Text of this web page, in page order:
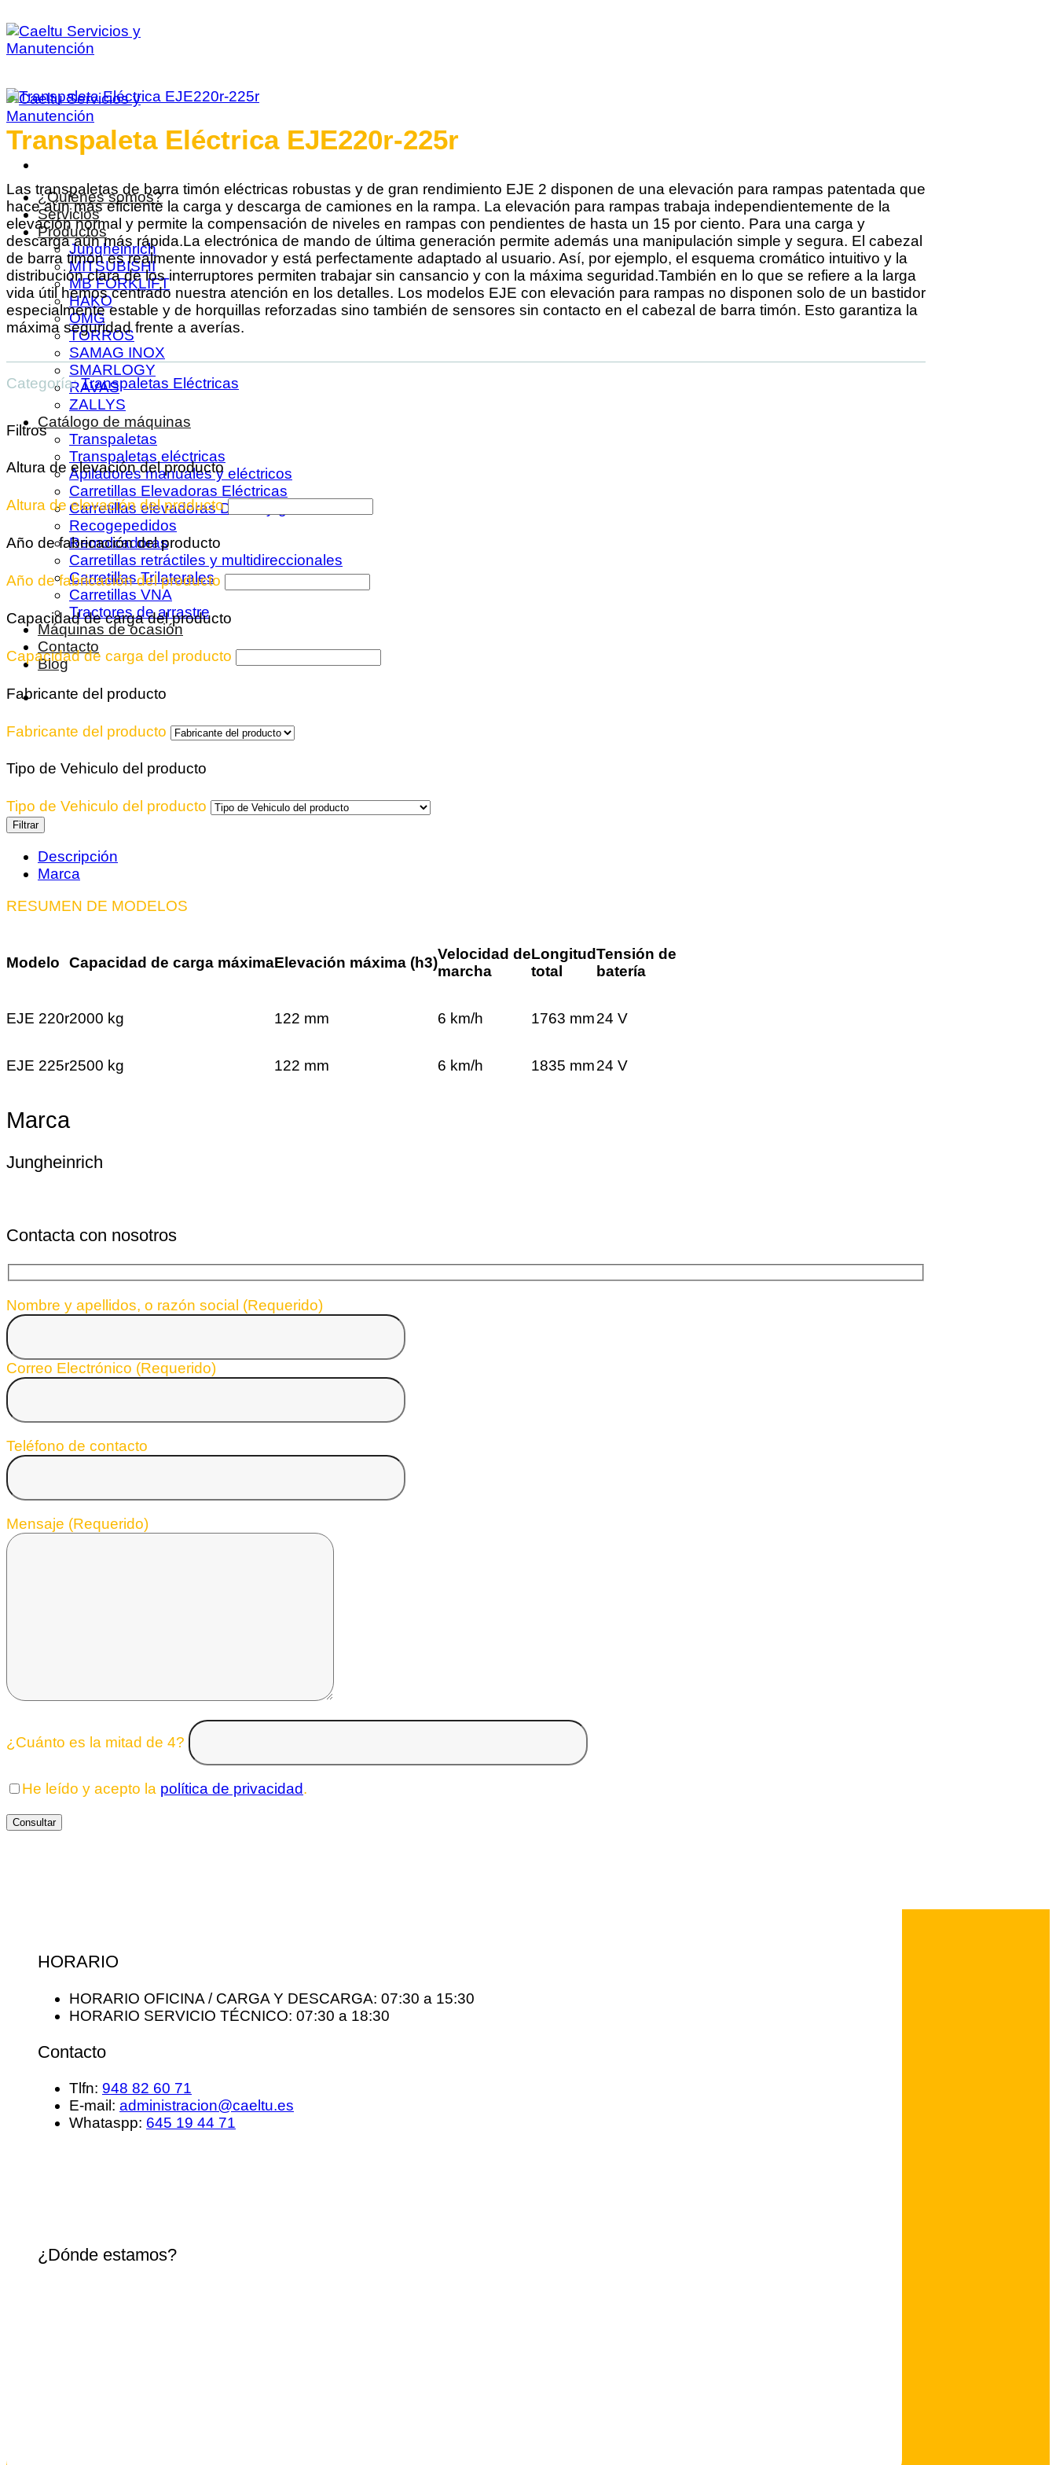
al
contenido
¿Quiénes somos?
Servicios
Productos
Jungheinrich
MITSUBISHI
MB FORKLIFT
HAKO
OMG
TORROS
SAMAG INOX
SMARLOGY
RAVAS
ZALLYS
Catálogo de máquinas
Transpaletas
Transpaletas eléctricas
Apiladores manuales y eléctricos
Carretillas Elevadoras Eléctricas
Carretillas elevadoras Diesel y gas
Recogepedidos
Remolcadoras
Carretillas retráctiles y multidireccionales
Carretillas Trilaterales
Carretillas VNA
Tractores de arrastre
Máquinas de ocasión
Contacto
Blog
Transpaleta Eléctrica EJE220r-225r
Las transpaletas de barra timón eléctricas robustas y de gran rendimiento EJE 2 disponen de una elevación para rampas patentada que
hace aún más eficiente la carga y descarga de camiones en la rampa. La elevación para rampas trabaja independientemente de la
elevación normal y permite la compensación de niveles en rampas con pendientes de hasta un 15 por ciento. Para una carga y
descarga aún más rápida.La electrónica de mando de última generación permite además una manipulación simple y segura. El cabezal
de barra timón es realmente innovador y está perfectamente adaptado al usuario. Así, por ejemplo, el esquema cromático intuitivo y la
distribución clara de los interruptores permiten trabajar sin cansancio y con la máxima seguridad.También en lo que se refiere a la larga
vida útil hemos centrado nuestra atención en los detalles. Los modelos EJE con elevación para rampas no disponen solo de un bastidor
especialmente estable y de horquillas reforzadas sino también de sensores sin contacto en el cabezal de barra timón. Esto garantiza la
máxima seguridad frente a averías.
Categoría:Transpaletas Eléctricas
Filtros
Altura de elevación del producto
Altura de elevación del producto
Año de fabricación del producto
Año de fabricación del producto
Capacidad de carga del producto
Capacidad de carga del producto
Fabricante del producto
Fabricante del producto
Tipo de Vehiculo del producto
Tipo de Vehiculo del producto
Filtrar
Descripción
Marca
RESUMEN DE MODELOS
Modelo Capacidad de carga máximaElevación máxima (h3)
Velocidad de
marcha
Longitud
total
Tensión de
batería
EJE 220r2000 kg 122 mm 6 km/h 1763 mm24 V
EJE 225r2500 kg 122 mm 6 km/h 1835 mm24 V
Marca
Jungheinrich
Contacta con nosotros
Nombre y apellidos, o razón social (Requerido)
Correo Electrónico (Requerido)
Teléfono de contacto
Mensaje (Requerido)
¿Cuánto es la mitad de 4?
He leído y acepto la política de privacidad.
HORARIO
HORARIO OFICINA / CARGA Y DESCARGA: 07:30 a 15:30
HORARIO SERVICIO TÉCNICO: 07:30 a 18:30
Contacto
Tlfn: 948 82 60 71
E-mail: administracion@caeltu.es
Whataspp: 645 19 44 71
¿Dónde estamos?